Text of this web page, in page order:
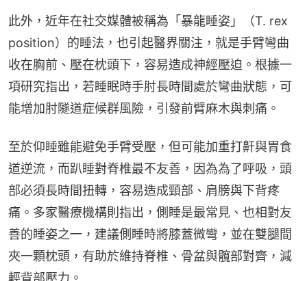
此外，近年在社交媒體被稱為「暴龍睡姿」（T. rex
position）的睡法，也引起醫界關注，就是手臂彎曲
收在胸前、壓在枕頭下，容易造成神經壓迫。根據一
項研究指出，若睡眠時手肘長時間處於彎曲狀態，可
能增加肘隧道症候群風險，引發前臂麻木與刺痛。
至於仰睡雖能避免手臂受壓，但可能加重打鼾與胃食
道逆流，而趴睡對脊椎最不友善，因為為了呼吸，頭
部必須長時間扭轉，容易造成頸部、肩膀與下背疼
痛。多家醫療機構則指出，側睡是最常見、也相對友
善的睡姿之一，建議側睡時將膝蓋微彎，並在雙腿間
夾一顆枕頭，有助於維持脊椎、骨盆與髖部對齊，減